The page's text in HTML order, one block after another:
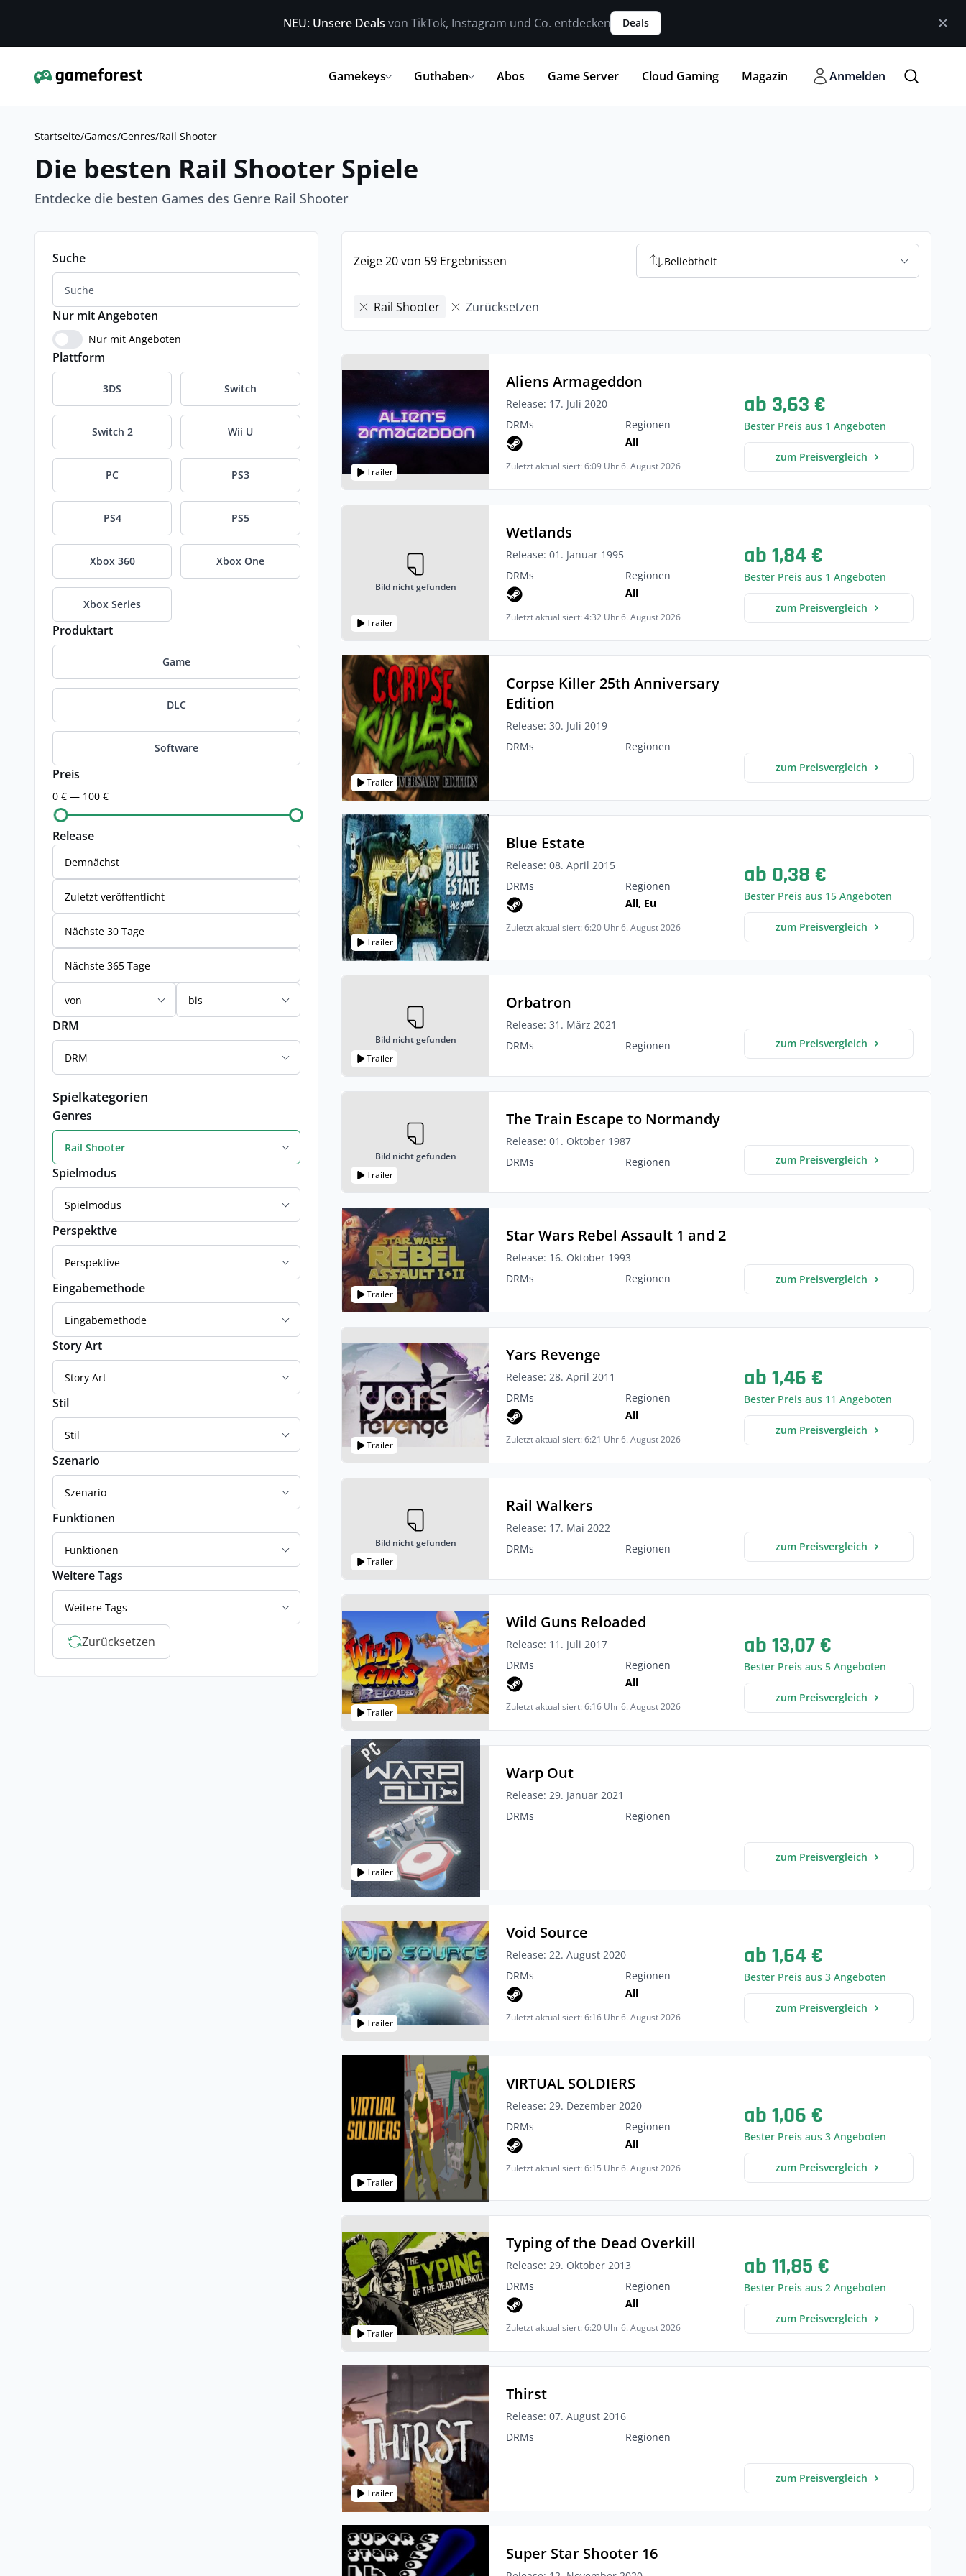
NEU: Unsere Deals von TikTok, Instagram und Co. entdecken Deals
Gamekeys Guthaben Abos Game Server Cloud Gaming Magazin Anmelden
Startseite/Games/Genres/Rail Shooter
Die besten Rail Shooter Spiele
Entdecke die besten Games des Genre Rail Shooter
Suche
Nur mit Angeboten
Nur mit Angeboten
Plattform
3DS Switch
Switch 2 Wii U
PC PS3
PS4 PS5
Xbox 360 Xbox One
Xbox Series
Produktart
Game
DLC
Software
Preis
0 € — 100 €
Release
Demnächst
Zuletzt veröffentlicht
Nächste 30 Tage
Nächste 365 Tage
von bis
DRM
DRM
Spielkategorien
Genres
Rail Shooter
Spielmodus
Spielmodus
Perspektive
Perspektive
Eingabemethode
Eingabemethode
Story Art
Story Art
Stil
Stil
Szenario
Szenario
Funktionen
Funktionen
Weitere Tags
Weitere Tags
Zurücksetzen
Zeige 20 von 59 Ergebnissen Beliebtheit
Rail Shooter Zurücksetzen
Trailer
Aliens Armageddon
Release: 17. Juli 2020
DRMs
Regionen
All
Zuletzt aktualisiert: 6:09 Uhr 6. August 2026
ab 3,63 €
Bester Preis aus 1 Angeboten
zum Preisvergleich
Trailer
Bild nicht gefunden
Wetlands
Release: 01. Januar 1995
DRMs
Regionen
All
Zuletzt aktualisiert: 4:32 Uhr 6. August 2026
ab 1,84 €
Bester Preis aus 1 Angeboten
zum Preisvergleich
Trailer
Corpse Killer 25th Anniversary
Edition
Release: 30. Juli 2019
DRMs
Regionen
zum Preisvergleich
Trailer
Blue Estate
Release: 08. April 2015
DRMs
Regionen
All, Eu
Zuletzt aktualisiert: 6:20 Uhr 6. August 2026
ab 0,38 €
Bester Preis aus 15 Angeboten
zum Preisvergleich
Trailer
Bild nicht gefunden
Orbatron
Release: 31. März 2021
DRMs
Regionen zum Preisvergleich
Trailer
Bild nicht gefunden
The Train Escape to Normandy
Release: 01. Oktober 1987
DRMs
Regionen zum Preisvergleich
Trailer
Star Wars Rebel Assault 1 and 2
Release: 16. Oktober 1993
DRMs
Regionen zum Preisvergleich
Trailer
Yars Revenge
Release: 28. April 2011
DRMs
Regionen
All
Zuletzt aktualisiert: 6:21 Uhr 6. August 2026
ab 1,46 €
Bester Preis aus 11 Angeboten
zum Preisvergleich
Trailer
Bild nicht gefunden
Rail Walkers
Release: 17. Mai 2022
DRMs
Regionen zum Preisvergleich
Trailer
Wild Guns Reloaded
Release: 11. Juli 2017
DRMs
Regionen
All
Zuletzt aktualisiert: 6:16 Uhr 6. August 2026
ab 13,07 €
Bester Preis aus 5 Angeboten
zum Preisvergleich
Trailer
Warp Out
Release: 29. Januar 2021
DRMs
Regionen
zum Preisvergleich
Trailer
Void Source
Release: 22. August 2020
DRMs
Regionen
All
Zuletzt aktualisiert: 6:16 Uhr 6. August 2026
ab 1,64 €
Bester Preis aus 3 Angeboten
zum Preisvergleich
Trailer
VIRTUAL SOLDIERS
Release: 29. Dezember 2020
DRMs
Regionen
All
Zuletzt aktualisiert: 6:15 Uhr 6. August 2026
ab 1,06 €
Bester Preis aus 3 Angeboten
zum Preisvergleich
Trailer
Typing of the Dead Overkill
Release: 29. Oktober 2013
DRMs
Regionen
All
Zuletzt aktualisiert: 6:20 Uhr 6. August 2026
ab 11,85 €
Bester Preis aus 2 Angeboten
zum Preisvergleich
Trailer
Thirst
Release: 07. August 2016
DRMs
Regionen
zum Preisvergleich
Super Star Shooter 16